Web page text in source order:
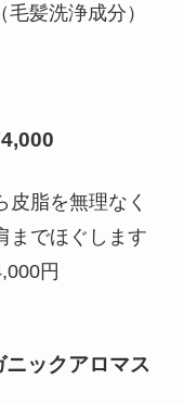
髪洗浄成分）
脂を無理なく
までほぐします
円
ックアロマス